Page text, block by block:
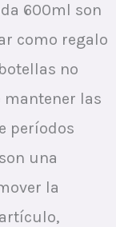
600ml son
como regalo
no
las
períodos
una
la